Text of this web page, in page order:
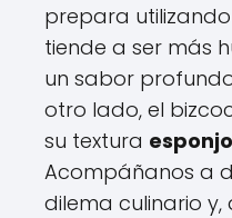
prepara
tiende a ser más
un sabor
otro lado, el
su textura
Acompáñanos a
dilema culinario y,